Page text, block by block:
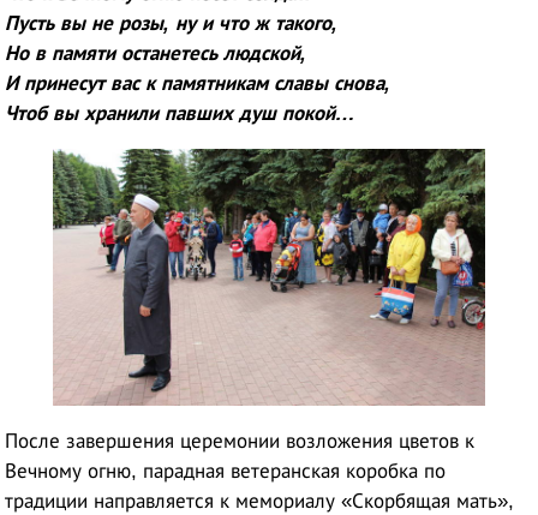
Пусть вы не розы, ну и что ж такого,
Но в памяти останетесь людской,
И принесут вас к памятникам славы снова,
Чтоб вы хранили павших душ покой…
После завершения церемонии возложения цветов к
Вечному огню, парадная ветеранская коробка по
традиции направляется к мемориалу «Скорбящая мать»,